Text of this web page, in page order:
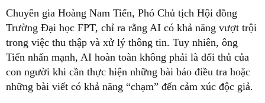
Chuyên gia Hoàng Nam Tiến, Phó Chủ tịch Hội đồng
Trường Đại học FPT, chỉ ra rằng AI có khả năng vượt trội
trong việc thu thập và xử lý thông tin. Tuy nhiên, ông
Tiến nhấn mạnh, AI hoàn toàn không phải là đối thủ của
con người khi cần thực hiện những bài báo điều tra hoặc
những bài viết có khả năng “chạm” đến cảm xúc độc giả.